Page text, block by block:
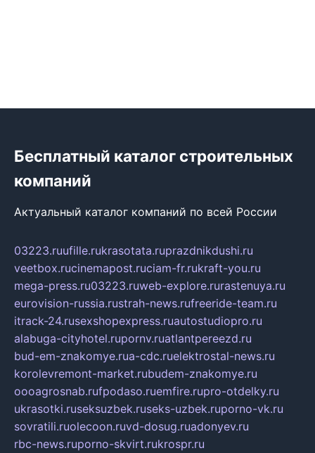
Бесплатный каталог строительных
компаний
Актуальный каталог компаний по всей России
03223.ruufille.rukrasotata.ruprazdnikdushi.ru
veetbox.rucinemapost.ruciam-fr.rukraft-you.ru
mega-press.ru03223.ruweb-explore.rurastenuya.ru
eurovision-russia.rustrah-news.rufreeride-team.ru
itrack-24.rusexshopexpress.ruautostudiopro.ru
alabuga-cityhotel.rupornv.ruatlantpereezd.ru
bud-em-znakomye.rua-cdc.ruelektrostal-news.ru
korolevremont-market.rubudem-znakomye.ru
oooagrosnab.rufpodaso.ruemfire.rupro-otdelky.ru
ukrasotki.ruseksuzbek.ruseks-uzbek.ruporno-vk.ru
sovratili.ruolecoon.ruvd-dosug.ruadonyev.ru
rbc-news.ruporno-skvirt.rukrospr.ru